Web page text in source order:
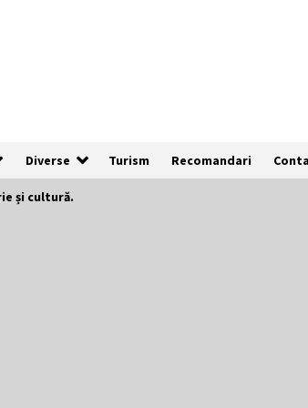
Diverse Turism Recomandari
și cultură.